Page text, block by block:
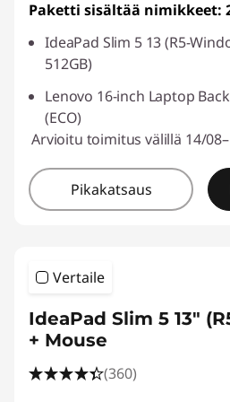
Paketti sisältää nimikkeet:
IdeaPad Slim 5 13 (R5-
512GB)
Lenovo 16-inch Laptop
(ECO)
Arvioitu toimitus välillä 14/
Pikakatsaus
Vertaile
IdeaPad Slim 5 13"
+ Mouse
(360)